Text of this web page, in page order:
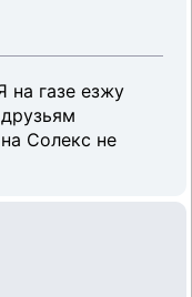
на газе езжу
Солекс не